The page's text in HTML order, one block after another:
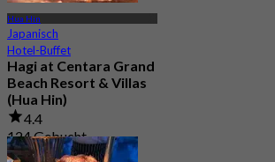
Hua Hin
Japanisch
Hotel-Buffet
Hagi at Centara Grand
Beach Resort & Villas
(Hua Hin)
4.4
124 Gebucht
Aus฿ 747.5